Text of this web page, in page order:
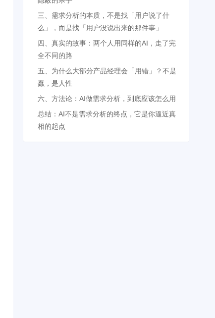
三、需求分析的本质，不是找「用户说了什
么」，而是找「用户没说出来的那件事」
四、真实的故事：两个人用同样的AI，走了完
全不同的路
五、为什么大部分产品经理会「用错」？不是
蠢，是人性
六、方法论：AI做需求分析，到底应该怎么用
总结：AI不是需求分析的终点，它是你逼近真
相的起点